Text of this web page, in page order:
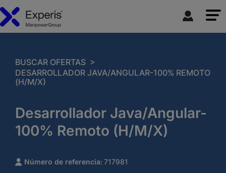
BUSCAR OFERTAS >
DESARROLLADOR JAVA/ANGULAR-100% REMOTO
(H/M/X)
Desarrollador Java/Angular-
100% Remoto (H/M/X)
Número de referencia: 717981